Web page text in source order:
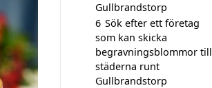
Gullbrandstorp
6 Sök efter ett företag
som kan skicka
begravningsblommor till
städerna runt
Gullbrandstorp